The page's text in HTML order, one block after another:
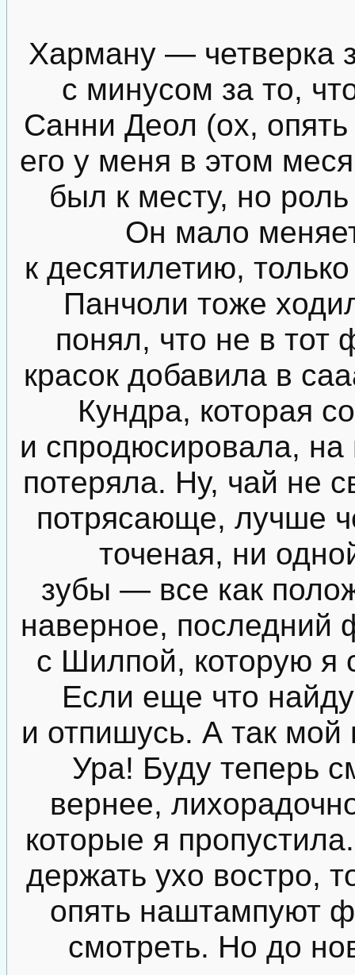
Харману — четверка
с минусом за то,
Санни Деол (ох,
его у меня в этом
был к месту, но
Он мало
к десятилетию,
Панчоли тоже
понял, что не в
красок добавила в
Кундра, которая
и спродюсировала, на
потеряла. Ну, чай не
потрясающе, лучше
точеная, ни
зубы — все как
наверное,
с Шилпой, которую я
Если еще что
и отпишусь. А так
Ура! Буду теперь
вернее,
которые я
держать ухо востро,
опять наштампуют
смотреть. Но до